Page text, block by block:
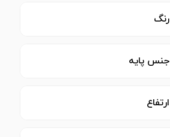
رنگ
جنس پایه
ارتفاع